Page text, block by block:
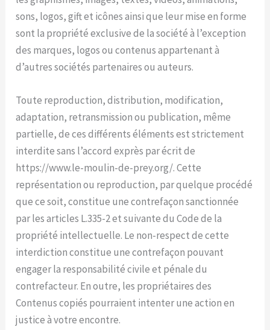
sons, logos, gift et icônes ainsi que leur mise en forme
sont la propriété exclusive de la société à l’exception
des marques, logos ou contenus appartenant à
d’autres sociétés partenaires ou auteurs.
Toute reproduction, distribution, modification,
adaptation, retransmission ou publication, même
partielle, de ces différents éléments est strictement
interdite sans l’accord exprès par écrit de
https://www.le-moulin-de-prey.org/. Cette
représentation ou reproduction, par quelque procédé
que ce soit, constitue une contrefaçon sanctionnée
par les articles L.335-2 et suivante du Code de la
propriété intellectuelle. Le non-respect de cette
interdiction constitue une contrefaçon pouvant
engager la responsabilité civile et pénale du
contrefacteur. En outre, les propriétaires des
Contenus copiés pourraient intenter une action en
justice à votre encontre.